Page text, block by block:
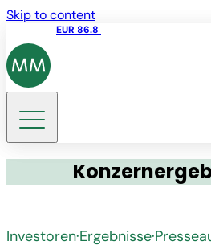
Skip to content
EUR 86.8
Investoren·Ergebnisse·